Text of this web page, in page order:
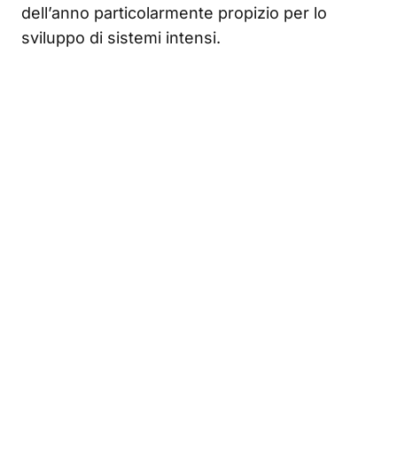
dell’anno particolarmente propizio per lo
sviluppo di sistemi intensi.